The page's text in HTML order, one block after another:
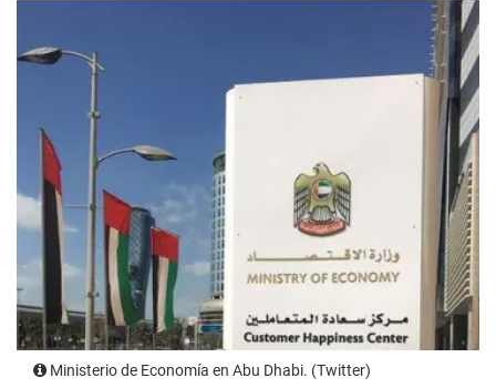
Ministerio de Economía en Abu Dhabi. (Twitter)